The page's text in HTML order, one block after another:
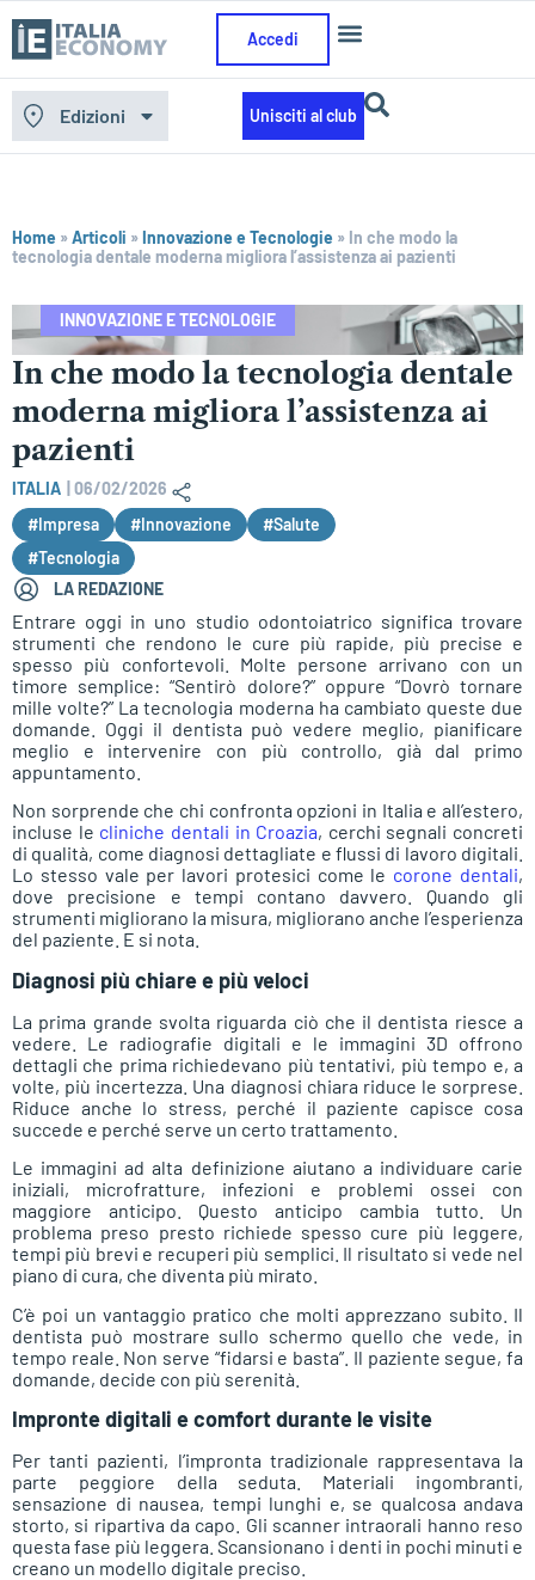
Accedi
Edizioni Unisciti al club
Home »Articoli »Innovazione e Tecnologie » In che modo la
tecnologia dentale moderna migliora l’assistenza ai pazienti
INNOVAZIONE E TECNOLOGIE
In che modo la tecnologia dentale
moderna migliora l’assistenza ai
pazienti
ITALIA
06/02/2026
#Impresa
#Innovazione
#Salute
#Tecnologia
LA REDAZIONE
Entrare oggi in uno studio odontoiatrico significa trovare
strumenti che rendono le cure più rapide, più precise e
spesso più confortevoli. Molte persone arrivano con un
timore semplice: “Sentirò dolore?” oppure “Dovrò tornare
mille volte?” La tecnologia moderna ha cambiato queste due
domande. Oggi il dentista può vedere meglio, pianificare
meglio e intervenire con più controllo, già dal primo
appuntamento.
Non sorprende che chi confronta opzioni in Italia e all’estero,
incluse le cliniche dentali in Croazia, cerchi segnali concreti
di qualità, come diagnosi dettagliate e flussi di lavoro digitali.
Lo stesso vale per lavori protesici come le corone dentali,
dove precisione e tempi contano davvero. Quando gli
strumenti migliorano la misura, migliorano anche l’esperienza
del paziente. E si nota.
Diagnosi più chiare e più veloci
La prima grande svolta riguarda ciò che il dentista riesce a
vedere. Le radiografie digitali e le immagini 3D offrono
dettagli che prima richiedevano più tentativi, più tempo e, a
volte, più incertezza. Una diagnosi chiara riduce le sorprese.
Riduce anche lo stress, perché il paziente capisce cosa
succede e perché serve un certo trattamento.
Le immagini ad alta definizione aiutano a individuare carie
iniziali, microfratture, infezioni e problemi ossei con
maggiore anticipo. Questo anticipo cambia tutto. Un
problema preso presto richiede spesso cure più leggere,
tempi più brevi e recuperi più semplici. Il risultato si vede nel
piano di cura, che diventa più mirato.
C’è poi un vantaggio pratico che molti apprezzano subito. Il
dentista può mostrare sullo schermo quello che vede, in
tempo reale. Non serve “fidarsi e basta”. Il paziente segue, fa
domande, decide con più serenità.
Impronte digitali e comfort durante le visite
Per tanti pazienti, l’impronta tradizionale rappresentava la
parte peggiore della seduta. Materiali ingombranti,
sensazione di nausea, tempi lunghi e, se qualcosa andava
storto, si ripartiva da capo. Gli scanner intraorali hanno reso
questa fase più leggera. Scansionano i denti in pochi minuti e
creano un modello digitale preciso.